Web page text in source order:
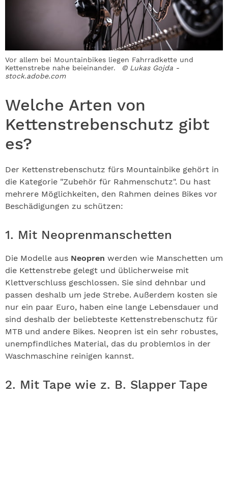
Vor allem bei Mountainbikes liegen Fahrradkette und
Kettenstrebe nahe beieinander.
© Lukas Gojda -
stock.adobe.com
Welche Arten von
Kettenstrebenschutz gibt
es?
Der Kettenstrebenschutz fürs Mountainbike gehört in
die Kategorie "Zubehör für Rahmenschutz". Du hast
mehrere Möglichkeiten, den Rahmen deines Bikes vor
Beschädigungen zu schützen:
1. Mit Neoprenmanschetten
Die Modelle aus Neopren werden wie Manschetten um
die Kettenstrebe gelegt und üblicherweise mit
Klettverschluss geschlossen. Sie sind dehnbar und
passen deshalb um jede Strebe. Außerdem kosten sie
nur ein paar Euro, haben eine lange Lebensdauer und
sind deshalb der beliebteste Kettenstrebenschutz für
MTB und andere Bikes. Neopren ist ein sehr robustes,
unempfindliches Material, das du problemlos in der
Waschmaschine reinigen kannst.
2. Mit Tape wie z. B. Slapper Tape